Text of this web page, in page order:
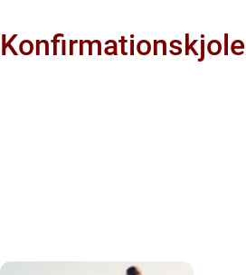
Konfirmationskjole